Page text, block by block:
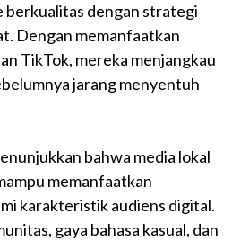
berkualitas dengan strategi
Dengan memanfaatkan
TikTok, mereka menjangkau
jarang menyentuh
bahwa media lokal
memanfaatkan
karakteristik audiens digital.
gaya bahasa kasual, dan